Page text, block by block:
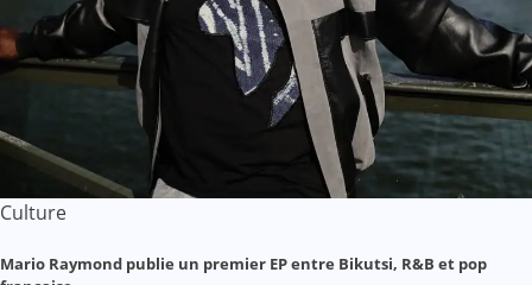
Culture
Mario Raymond publie un premier EP entre Bikutsi, R&B et pop